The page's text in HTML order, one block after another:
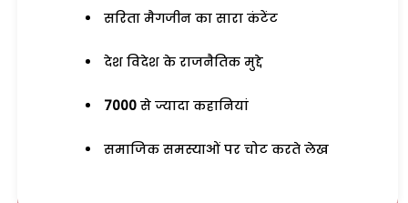
सरिता मैगजीन का सारा कंटेंट
देश विदेश के राजनैतिक मुद्दे
7000 से ज्यादा कहानियां
समाजिक समस्याओं पर चोट करते लेख